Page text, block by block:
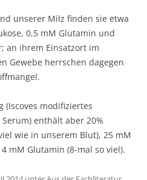
unserer Milz finden sie etwa
0,5 mM Glutamin und
an ihrem Einsatzort im
Gewebe herrschen dagegen
(Iscoves modifiziertes
enthält aber 20%
wie in unserem Blut), 25 mM
mM Glutamin (8-mal so viel).